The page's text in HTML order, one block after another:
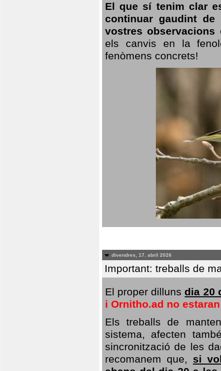
El que sí tenim clar
continuar gaudint
vostres
els canvis en la
fenòmens concrets!
divendres, 17. abril 2026
Important: treballs de
El proper dilluns dia 20
i Ornitho.ad no
Els treballs de
sistema, afecten
sincronització de les
recomanem que, si